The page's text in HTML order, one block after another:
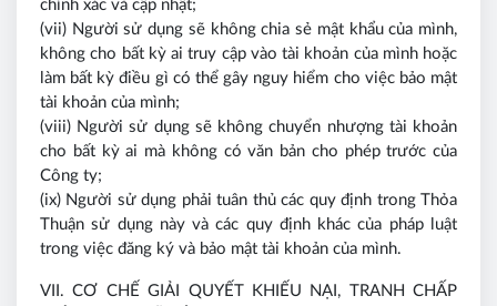
chính xác và cập nhật;
(vii) Người sử dụng sẽ không chia sẻ mật khẩu của mình,
không cho bất kỳ ai truy cập vào tài khoản của mình hoặc
làm bất kỳ điều gì có thể gây nguy hiểm cho việc bảo mật
tài khoản của mình;
(viii) Người sử dụng sẽ không chuyển nhượng tài khoản
cho bất kỳ ai mà không có văn bản cho phép trước của
Công ty;
(ix) Người sử dụng phải tuân thủ các quy định trong Thỏa
Thuận sử dụng này và các quy định khác của pháp luật
trong việc đăng ký và bảo mật tài khoản của mình.
VII. CƠ CHẾ GIẢI QUYẾT KHIẾU NẠI, TRANH CHẤP